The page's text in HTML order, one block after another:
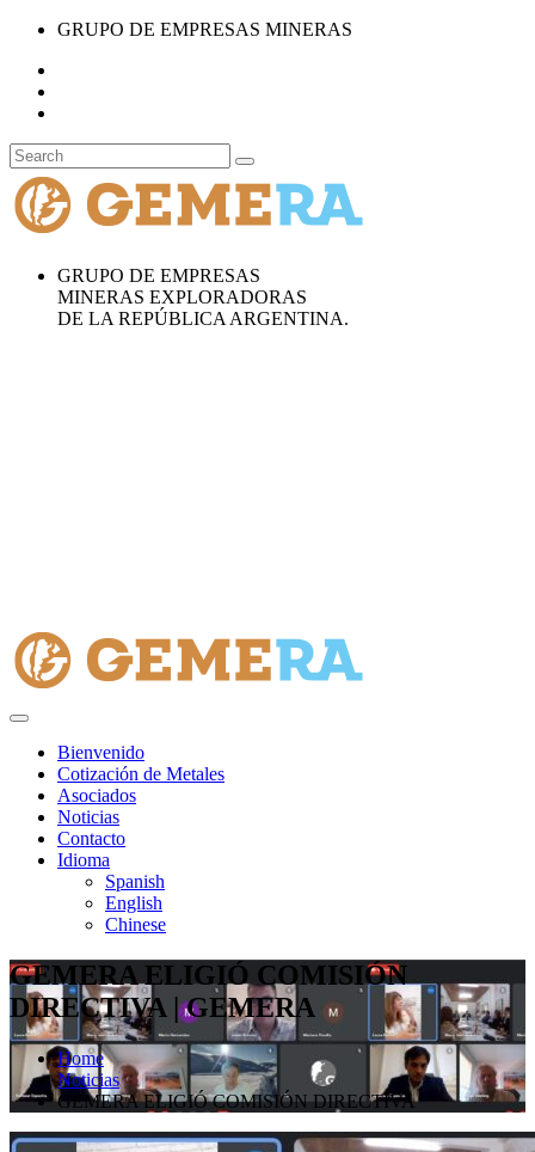
GRUPO DE EMPRESAS MINERAS
GRUPO DE EMPRESAS
MINERAS EXPLORADORAS
DE LA REPÚBLICA ARGENTINA.
Bienvenido
Cotización de Metales
Asociados
Noticias
Contacto
Idioma
Spanish
English
Chinese
GEMERA ELIGIÓ COMISIÓN
DIRECTIVA | GEMERA
Home
Noticias
GEMERA ELIGIÓ COMISIÓN DIRECTIVA